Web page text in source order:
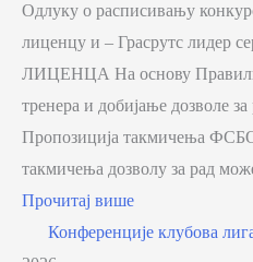
Одлуку о расписивању
лиценцу и – Грасрутс лидер
ЛИЦЕНЦА На основу
тренера и добијање дозволе
Пропозиција такмичења
такмичења дозволу за рад
Прочитај више
Конференције клубова